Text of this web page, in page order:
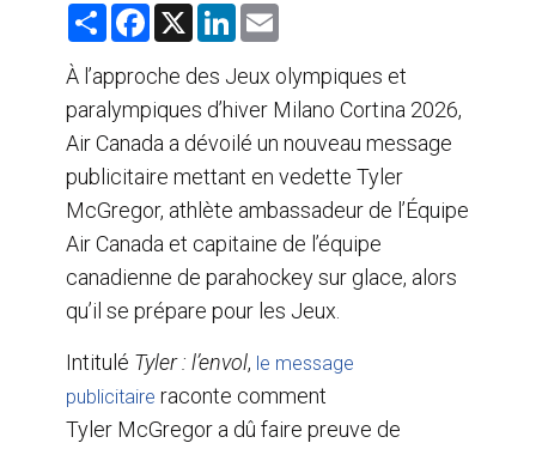
S
r
e
F
e
b
o
k
X
L
k
e
d
n
i
l
À l’approche des Jeux olympiques et
paralympiques d’hiver Milano Cortina 2026,
Air Canada a dévoilé un nouveau message
publicitaire mettant en vedette Tyler
McGregor, athlète ambassadeur de l’Équipe
Air Canada et capitaine de l’équipe
canadienne de parahockey sur glace, alors
qu’il se prépare pour les Jeux.
Intitulé Tyler : l’envol, le message
publicitaire raconte comment
Tyler McGregor a dû faire preuve de